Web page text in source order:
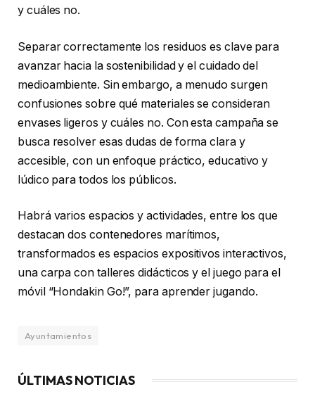
y cuáles no.
Separar correctamente los residuos es clave para
avanzar hacia la sostenibilidad y el cuidado del
medioambiente. Sin embargo, a menudo surgen
confusiones sobre qué materiales se consideran
envases ligeros y cuáles no. Con esta campaña se
busca resolver esas dudas de forma clara y
accesible, con un enfoque práctico, educativo y
lúdico para todos los públicos.
Habrá varios espacios y actividades, entre los que
destacan dos contenedores marítimos,
transformados es espacios expositivos interactivos,
una carpa con talleres didácticos y el juego para el
móvil “Hondakin Go!”, para aprender jugando.
Ayuntamientos
ÚLTIMAS NOTICIAS